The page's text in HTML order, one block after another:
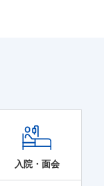
入院・面会